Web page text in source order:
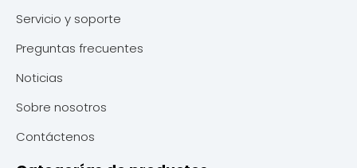
Servicio y soporte
Preguntas frecuentes
Noticias
Sobre nosotros
Contáctenos